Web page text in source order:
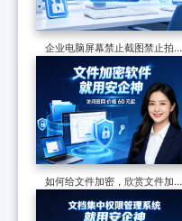
企业电脑屏幕禁止截图禁止拍
照，一个软件从技术到落地，一
篇讲透
如何给文件加密，欣赏文件加密
可审计